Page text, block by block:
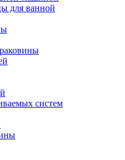
для ванной
систем